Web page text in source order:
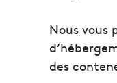
Nous vous
des